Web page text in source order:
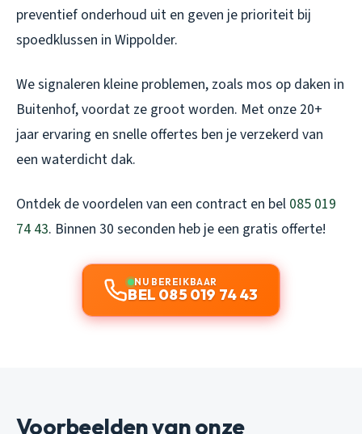
preventief onderhoud uit en geven je prioriteit bij
spoedklussen in Wippolder.
We signaleren kleine problemen, zoals mos op daken in
Buitenhof, voordat ze groot worden. Met onze 20+
jaar ervaring en snelle offertes ben je verzekerd van
een waterdicht dak.
Ontdek de voordelen van een contract en bel 085 019
74 43. Binnen 30 seconden heb je een gratis offerte!
NU BEREIKBAAR
BEL 085 019 74 43
Voorbeelden van onze